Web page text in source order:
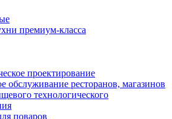
премиум-класса
проектирование
обслуживание ресторанов, магазинов
технологического
поваров